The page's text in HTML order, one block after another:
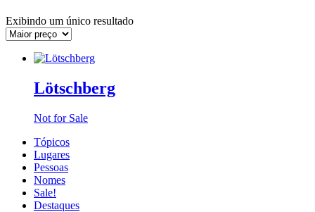
Exibindo um único resultado
Lötschberg
Not for Sale
Tópicos
Lugares
Pessoas
Nomes
Sale!
Destaques